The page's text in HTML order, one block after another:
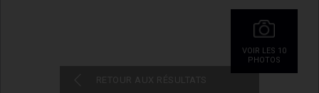
VOIR LES 10
PHOTOS